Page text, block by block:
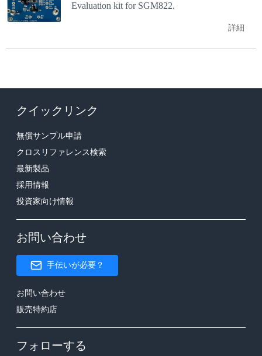
Evaluation kit for SGM822.
詳細
クイックリンク
無償サンプル申請
クロスリファレンス検索
最新製品
採用情報
投資家向け情報
お問い合わせ
手伝いが必要？
お問い合わせ
販売特約店
フォローする